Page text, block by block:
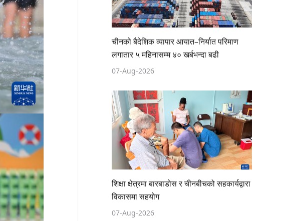
चीनको बैदेशिक व्यापार आयात–निर्यात परिमाण
लगातार ५ महिनासम्म ४० खर्बभन्दा बढी
07-Aug-2026
शिक्षा क्षेत्रमा बारबाडोस र चीनबीचको सहकार्यद्वारा
विकासमा सहयोग
07-Aug-2026